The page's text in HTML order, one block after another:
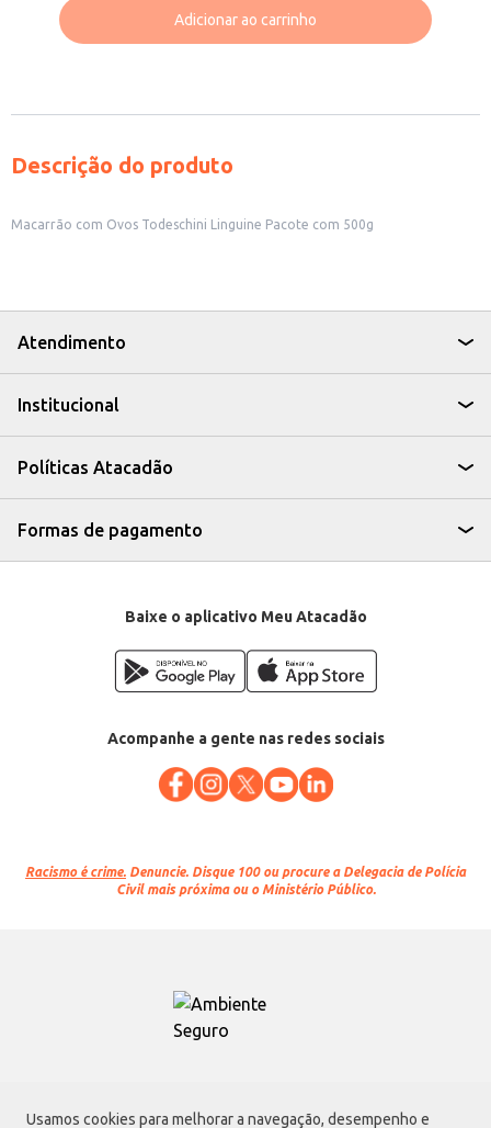
Usamos cookies para melhorar a navegação, desempenho e
Adicionar ao carrinho
Descrição do produto
Macarrão com Ovos Todeschini Linguine Pacote com 500g
Atendimento
Institucional
Políticas Atacadão
Formas de pagamento
Baixe o aplicativo Meu Atacadão
Acompanhe a gente nas redes sociais
Racismo é crime. Denuncie. Disque 100 ou procure a Delegacia de Polícia
Civil mais próxima ou o Ministério Público.
Atacadão S.A.